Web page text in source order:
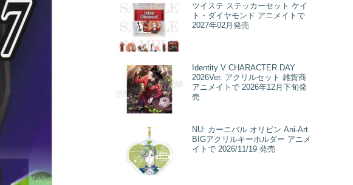
ツイステ ステッカーセット ケイ
ト・ダイヤモンド アニメイトで
2027年02月発売
Identity V CHARACTER DAY
2026Ver. アクリルセット 雑貨商
アニメイトで 2026年12月下旬発
売
NU: カーニバル オリビン Ani-Art
BIGアクリルキーホルダー アニメ
イトで 2026/11/19 発売